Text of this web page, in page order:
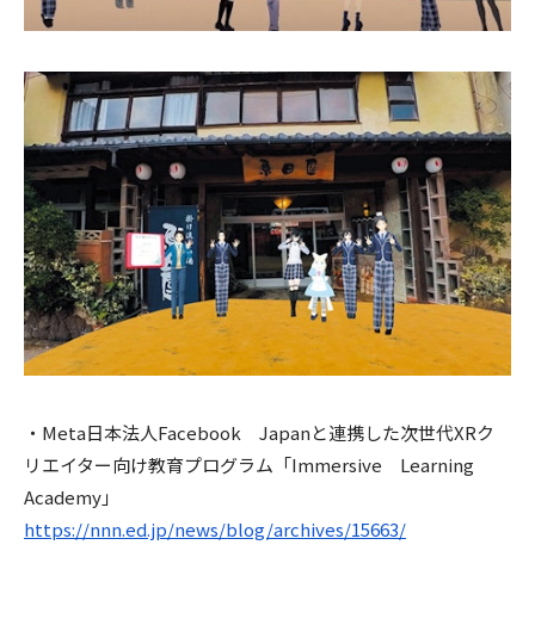
・Meta日本法人Facebook Japanと連携した次世代XRク
リエイター向け教育プログラム「Immersive Learning
Academy」
https://nnn.ed.jp/news/blog/archives/15663/